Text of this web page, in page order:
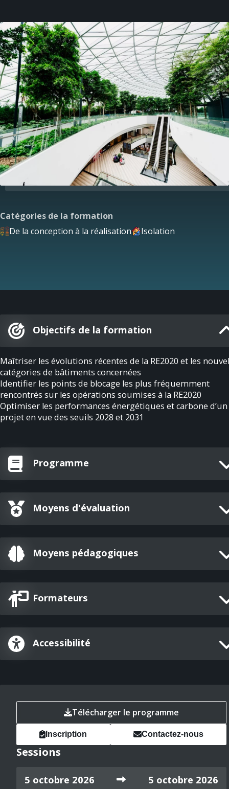
Catégories de la formation
De la conception à la réalisation
Isolation
Objectifs de la formation
Maîtriser les évolutions récentes de la RE2020 et les
catégories de bâtiments concernées
Identifier les points de blocage les plus fréquemment
rencontrés sur les opérations soumises à la RE2020
Optimiser les performances énergétiques et carbone d’un
projet en vue des seuils 2028 et 2031
Programme
Moyens d'évaluation
Moyens pédagogiques
Formateurs
Accessibilité
Télécharger le programme
Inscription Contactez-nous
Sessions
5 octobre 2026 5 octobre 2026